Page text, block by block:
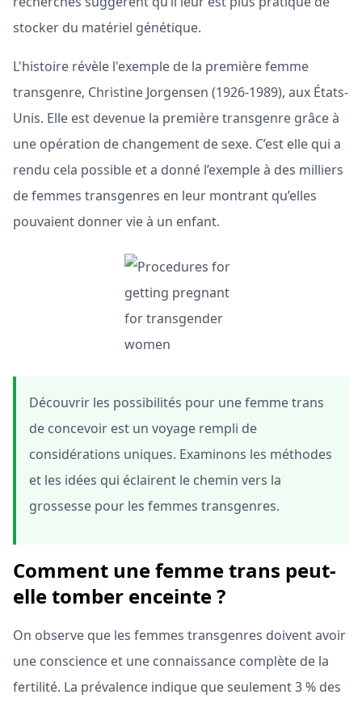
stocker du matériel génétique.
L'histoire révèle l'exemple de la première femme
transgenre, Christine Jorgensen (1926-1989), aux États-
Unis. Elle est devenue la première transgenre grâce à
une opération de changement de sexe. C’est elle qui a
rendu cela possible et a donné l’exemple à des milliers
de femmes transgenres en leur montrant qu’elles
pouvaient donner vie à un enfant.
Découvrir les possibilités pour une femme trans
de concevoir est un voyage rempli de
considérations uniques. Examinons les méthodes
et les idées qui éclairent le chemin vers la
grossesse pour les femmes transgenres.
Comment une femme trans peut-
elle tomber enceinte ?
On observe que les femmes transgenres doivent avoir
une conscience et une connaissance complète de la
fertilité. La prévalence indique que seulement 3 % des